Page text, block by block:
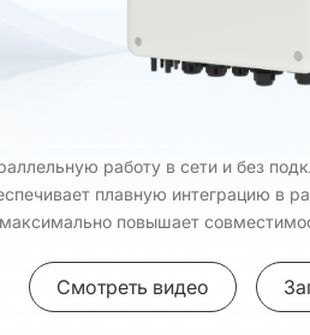
работу в сети и без
плавную интеграцию в
повышает
Смотреть видео